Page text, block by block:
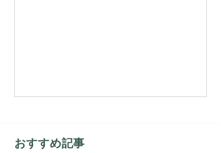
おすすめ記事